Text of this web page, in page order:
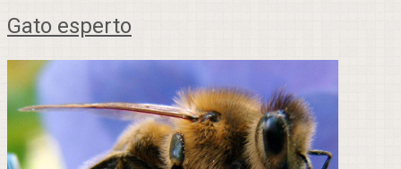
Gato esperto